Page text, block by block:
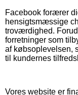
Facebook forærer
hensigtsmæssige
troværdighed.
forretninger som
af købsoplevelsen,
til kundernes
Vores website er